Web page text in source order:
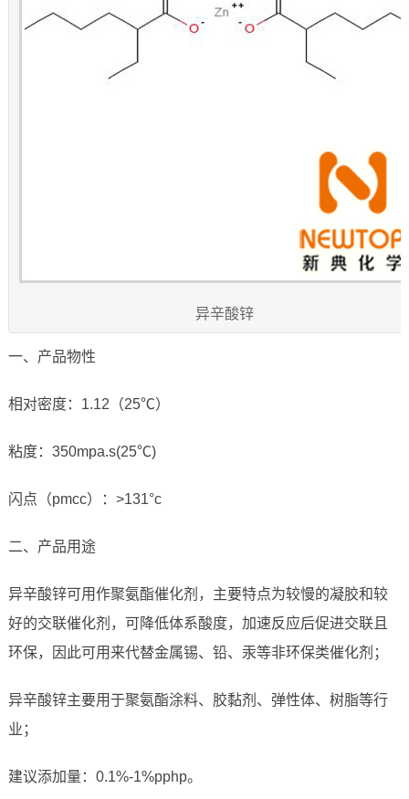
异辛酸锌
一、产品物性
相对密度：1.12（25℃）
粘度：350mpa.s(25℃)
闪点（pmcc）：>131°c
二、产品用途
异辛酸锌可用作聚氨酯催化剂，主要特点为较慢的凝胶和较
好的交联催化剂，可降低体系酸度，加速反应后促进交联且
环保，因此可用来代替金属锡、铅、汞等非环保类催化剂；
异辛酸锌主要用于聚氨酯涂料、胶黏剂、弹性体、树脂等行
业；
建议添加量：0.1%-1%pphp。